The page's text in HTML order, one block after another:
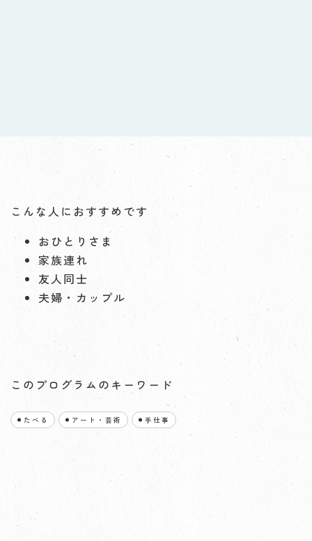
こんな人におすすめです
おひとりさま
家族連れ
友人同士
夫婦・カップル
このプログラムのキーワード
たべる アート・芸術 手仕事